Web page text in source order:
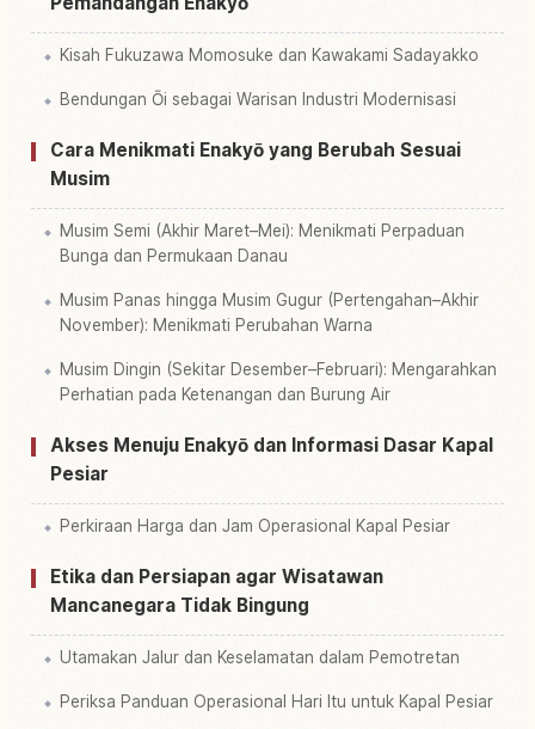
Kisah Fukuzawa Momosuke dan Kawakami Sadayakko
Bendungan Ōi sebagai Warisan Industri Modernisasi
Cara Menikmati Enakyō yang Berubah Sesuai
Musim
Musim Semi (Akhir Maret–Mei): Menikmati Perpaduan
Bunga dan Permukaan Danau
Musim Panas hingga Musim Gugur (Pertengahan–Akhir
November): Menikmati Perubahan Warna
Musim Dingin (Sekitar Desember–Februari): Mengarahkan
Perhatian pada Ketenangan dan Burung Air
Akses Menuju Enakyō dan Informasi Dasar Kapal
Pesiar
Perkiraan Harga dan Jam Operasional Kapal Pesiar
Etika dan Persiapan agar Wisatawan
Mancanegara Tidak Bingung
Utamakan Jalur dan Keselamatan dalam Pemotretan
Periksa Panduan Operasional Hari Itu untuk Kapal Pesiar